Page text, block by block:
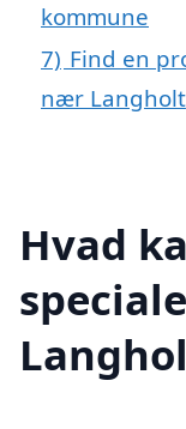
kommune
7) Find en
nær Langholt
Hvad